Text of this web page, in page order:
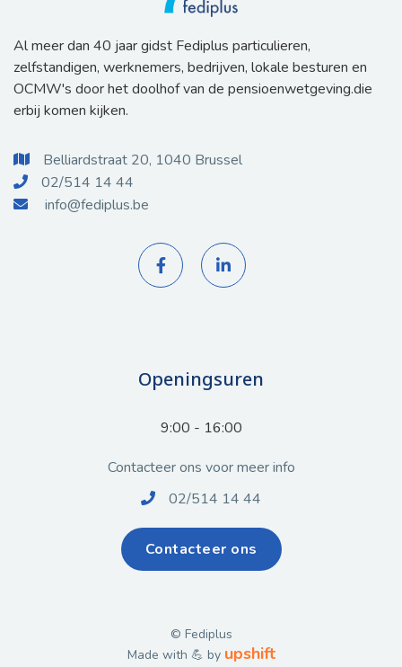
Al meer dan 40 jaar gidst Fediplus particulieren,
zelfstandigen, werknemers, bedrijven, lokale besturen en
OCMW's door het doolhof van de pensioenwetgeving.die
erbij komen kijken.
 Belliardstraat 20, 1040 Brussel
 02/514 14 44
 info@fediplus.be
 
Openingsuren
9:00 - 16:00
Contacteer ons voor meer info
 02/514 14 44
Contacteer ons
© Fediplus
Made with 💪 by upshift